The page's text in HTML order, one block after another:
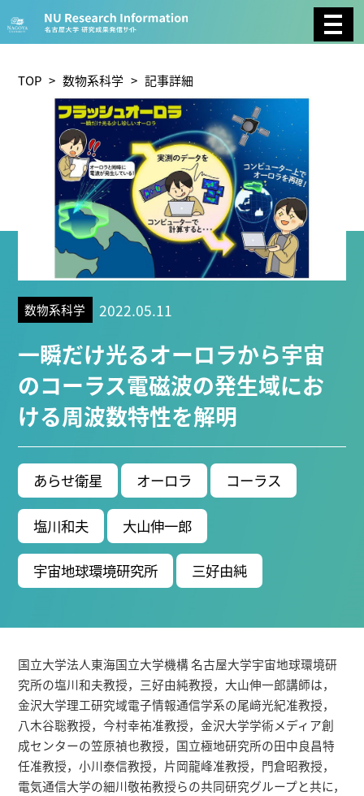
CATEGORY
環境学 生物学
総合理工 総合生物 複合領域
農学 化学 医歯薬学
工学 情報学 数物系科学
人文学
TAG
(177)
生命農学研究科 (116)
トランスフォーマティ
ブ生命分子研究所 (75)
環境学研究科 (67)
宇宙地球
環境研究所 (63)
未来材料・システム研究所 (61)
報学研究科 (47)
植物 (33) 機械学習 (31)
境医学研究所 (23)
進化 (23)
未来社会創造機構 (22)
宇宙 (21)
創薬科学研究科 (20)
シロイヌナズ
Research VIDEOS
名古屋大学
名古屋大学基金
研究者総覧
TOP >数物系科学 > 記事詳細
数物系科学 2022.05.11
一瞬だけ光るオーロラから宇宙
のコーラス電磁波の発生域にお
ける周波数特性を解明
あらせ衛星 オーロラ コーラス
塩川和夫 大山伸一郎
宇宙地球環境研究所 三好由純
国立大学法人東海国立大学機構 名古屋大学宇宙地球環境研
究所の塩川和夫教授，三好由純教授，大山伸一郎講師は，
金沢大学理工研究域電子情報通信学系の尾﨑光紀准教授，
八木谷聡教授，今村幸祐准教授，金沢大学学術メディア創
成センターの笠原禎也教授，国立極地研究所の田中良昌特
任准教授，小川泰信教授，片岡龍峰准教授，門倉昭教授，
電気通信大学の細川敬祐教授らの共同研究グループと共に，